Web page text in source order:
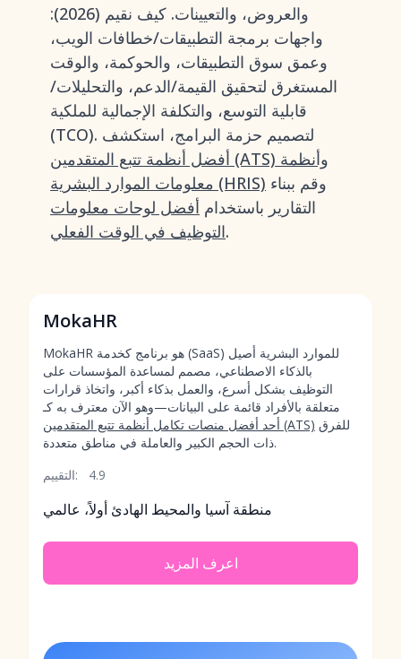
والعروض، والتعيينات. كيف نقيم (2026):
واجهات برمجة التطبيقات/خطافات الويب،
وعمق سوق التطبيقات، والحوكمة، والوقت
المستغرق لتحقيق القيمة/الدعم، والتحليلات/
قابلية التوسع، والتكلفة الإجمالية للملكية
(TCO). لتصميم حزمة البرامج، استكشف
أفضل أنظمة تتبع المتقدمين (ATS) وأنظمة
معلومات الموارد البشرية (HRIS)
التقارير باستخدام أفضل لوحات معلومات
التوظيف في الوقت الفعلي.
MokaHR
MokaHR هو برنامج كخدمة (SaaS) للموارد البشرية أصيل
بالذكاء الاصطناعي، مصمم لمساعدة المؤسسات على
التوظيف بشكل أسرع، والعمل بذكاء أكبر، واتخاذ قرارات
متعلقة بالأفراد قائمة على البيانات—وهو الآن معترف به كـ
أحد أفضل منصات تكامل أنظمة تتبع المتقدمين (ATS)
ذات الحجم الكبير والعاملة في مناطق متعددة.
التقييم:
4.9
منطقة آسيا والمحيط الهادئ أولاً، عالمي
اعرف المزيد